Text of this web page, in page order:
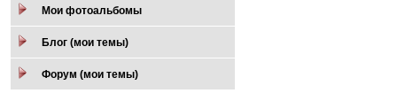
Мои фотоальбомы
Блог (мои темы)
Форум (мои темы)